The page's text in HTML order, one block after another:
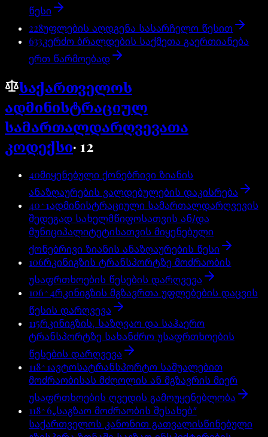
წესი
228უფლების აღდგენა სასარჩელო წესით
633კერძო ბრალდების საქმეთა გაერთიანება
ერთ წარმოებად
საქართველოს
ადმინისტრაციულ
სამართალდარღვევათა
კოდექსი·12
40მიყენებული ქონებრივი ზიანის
ანაზღაურების ვალდებულების დაკისრება
40^1ადმინისტრაციული სამართალდარღვევის
შედეგად სახელმწიფოსათვის ან/და
მუნიციპალიტეტისათვის მიყენებული
ქონებრივი ზიანის ანაზღაურების წესი
106რკინიგზის ტრანსპორტზე მოძრაობის
უსაფრთხოების წესების დარღვევა
106^4რკინიგზის მგზავრთა უფლებების დაცვის
წესის დარღვევა
115რკინიგზის, საზღვაო და საჰაერო
ტრანსპორტზე სახანძრო უსაფრთხოების
წესების დარღვევა
118^1ავტოსატრანსპორტო საშუალებით
მოძრაობისას მძღოლის ან მგზავრის მიერ
უსაფრთხოების ღვედის გამოუყენებლობა
118^6„საგზაო მოძრაობის შესახებ“
საქართველოს კანონით გათვალისწინებული